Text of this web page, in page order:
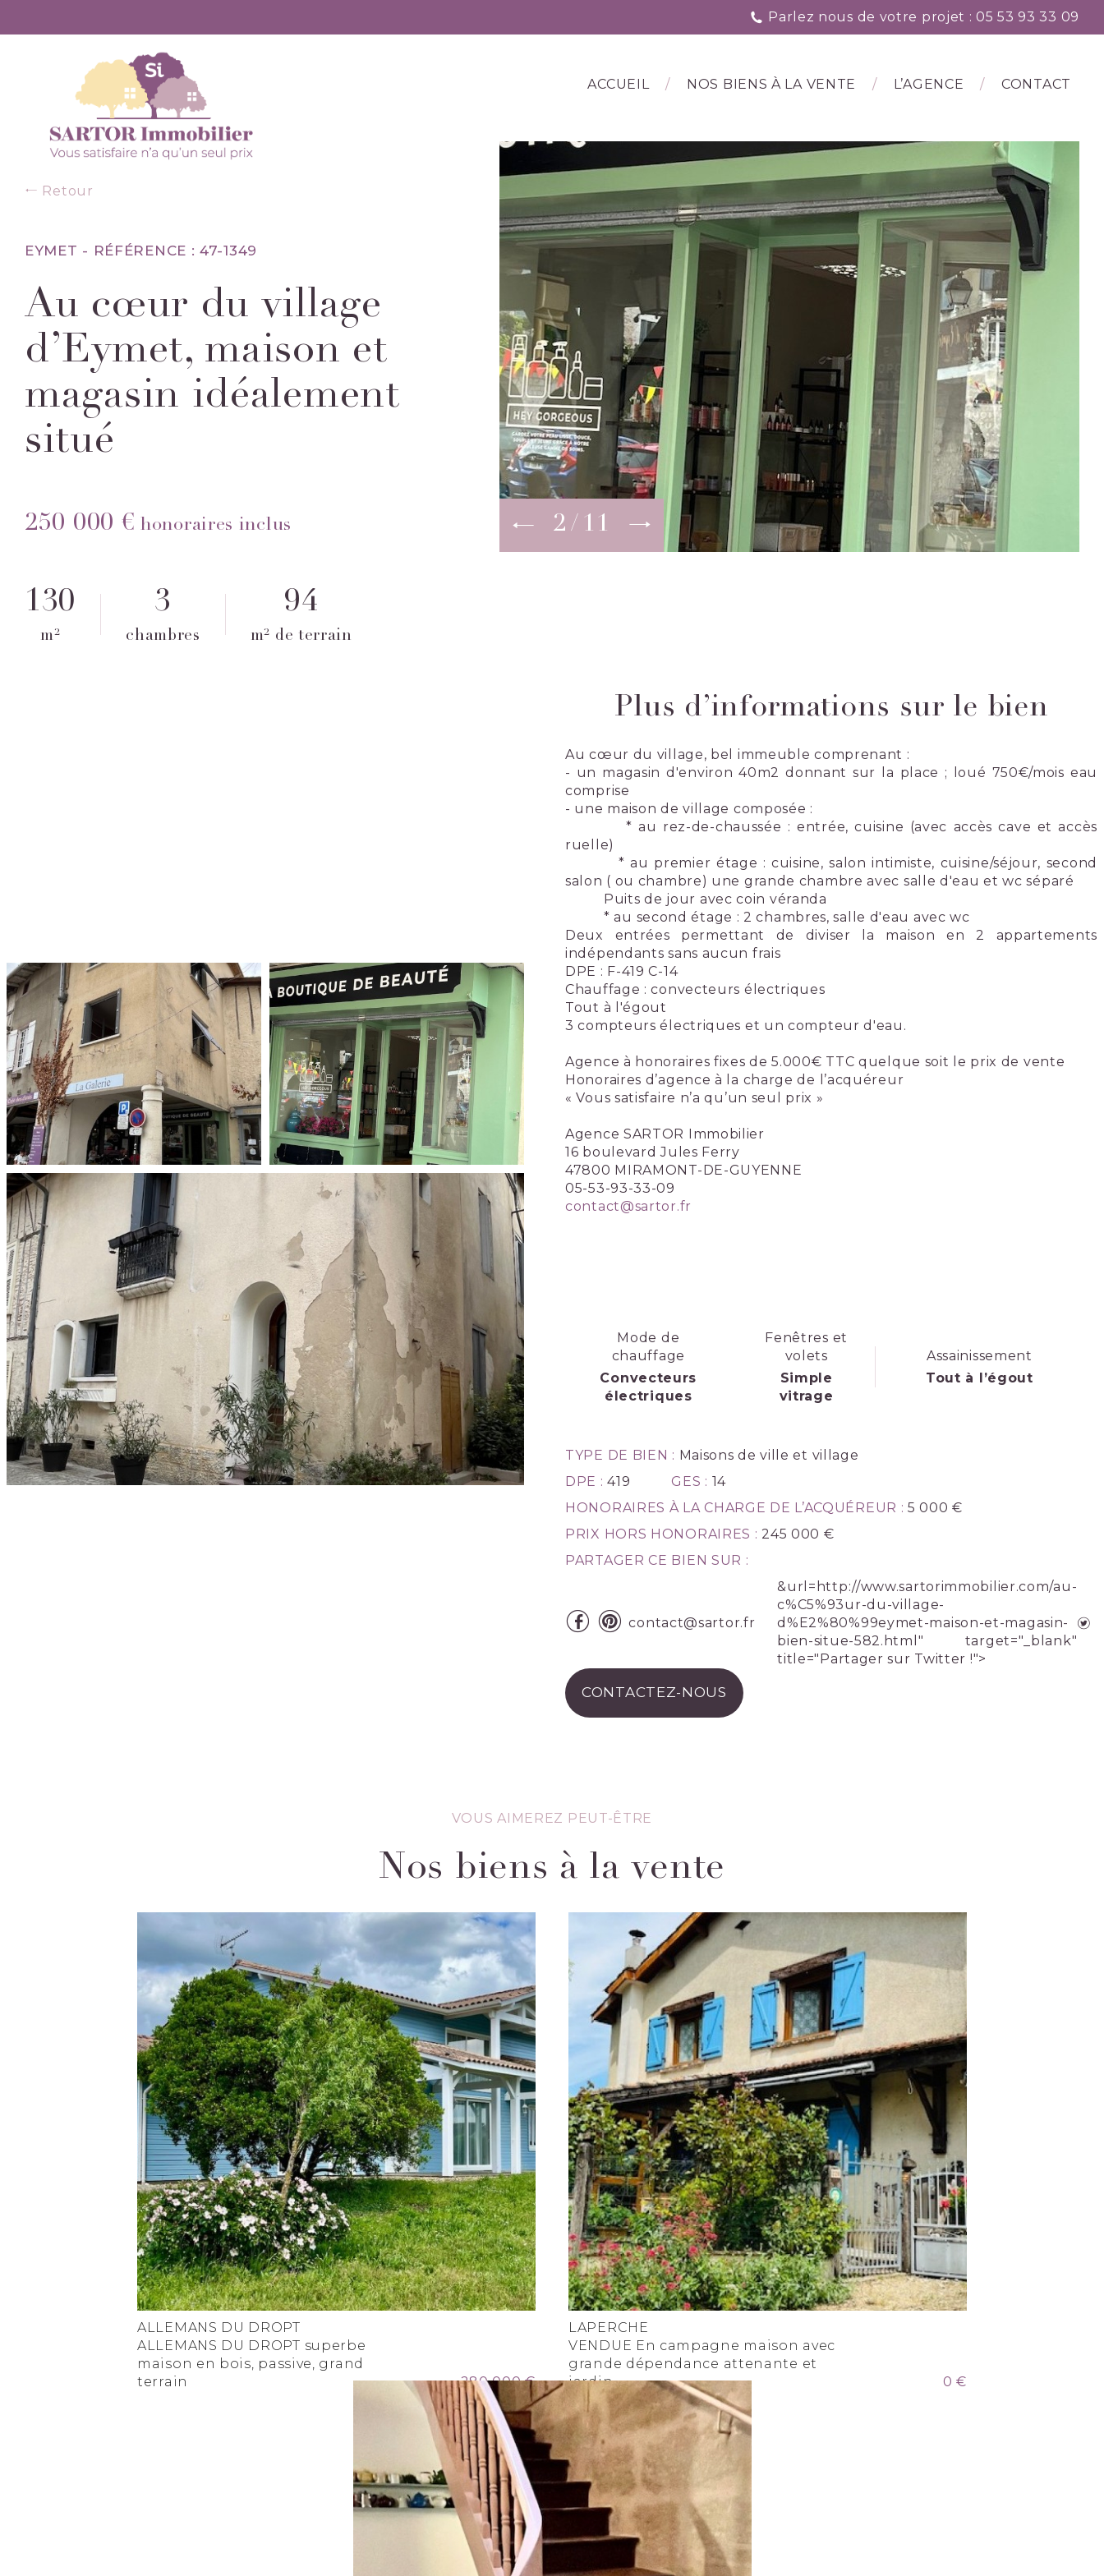
Parlez nous de votre projet : 05 53 93 33 09
ACCUEIL NOS BIENS À LA VENTE L’AGENCE CONTACT
Retour
EYMET - RÉFÉRENCE : 47-1349
Au cœur du village
d’Eymet, maison et
magasin idéalement
situé
250 000 € honoraires inclus
130
m²
3
chambres
94
m² de terrain
3 11
Plus d’informations sur le bien
Au cœur du village, bel immeuble comprenant :
- un magasin d'environ 40m2 donnant sur la place ; loué 750€/mois eau
comprise
- une maison de village composée :
* au rez-de-chaussée : entrée, cuisine (avec accès cave et accès
ruelle)
* au premier étage : cuisine, salon intimiste, cuisine/séjour, second
salon ( ou chambre) une grande chambre avec salle d'eau et wc séparé
Puits de jour avec coin véranda
* au second étage : 2 chambres, salle d'eau avec wc
Deux entrées permettant de diviser la maison en 2 appartements
indépendants sans aucun frais
DPE : F-419 C-14
Chauffage : convecteurs électriques
Tout à l'égout
3 compteurs électriques et un compteur d'eau.
Agence à honoraires fixes de 5.000€ TTC quelque soit le prix de vente
Honoraires d’agence à la charge de l’acquéreur
« Vous satisfaire n’a qu’un seul prix »
Agence SARTOR Immobilier
16 boulevard Jules Ferry
47800 MIRAMONT-DE-GUYENNE
05-53-93-33-09
contact@sartor.fr
Mode de
chauffage
Convecteurs
électriques
Fenêtres et
volets
Simple
vitrage
Assainissement
Tout à l’égout
TYPE DE BIEN : Maisons de ville et village
DPE :419 GES : 14
HONORAIRES À LA CHARGE DE L’ACQUÉREUR :5 000 €
PRIX HORS HONORAIRES : 245 000 €
PARTAGER CE BIEN SUR :
contact@sartor.fr
&url=http://www.sartorimmobilier.com/au-
c%C5%93ur-du-village-
d%E2%80%99eymet-maison-et-magasin-
bien-situe-582.html" target="_blank"
title="Partager sur Twitter !">
CONTACTEZ-NOUS
VOUS AIMEREZ PEUT-ÊTRE
Nos biens à la vente
ALLEMANS DU DROPT
ALLEMANS DU DROPT superbe
maison en bois, passive, grand
terrain
280 000 €
LAPERCHE
VENDUE En campagne maison avec
grande dépendance attenante et
jardin
0 €